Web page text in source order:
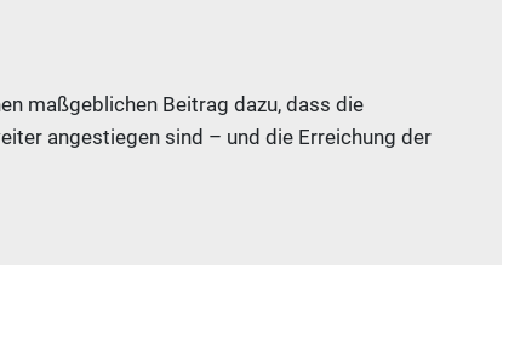
maßgeblichen Beitrag dazu, dass die
angestiegen sind – und die Erreichung der